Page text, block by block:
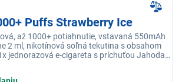
Puffs Strawberry Ice
až 1000+ potiahnutie, vstavaná 550mAh
2 ml, nikotínová soľná tekutina s obsahom
jednorazová e-cigareta s príchuťou Jahoda